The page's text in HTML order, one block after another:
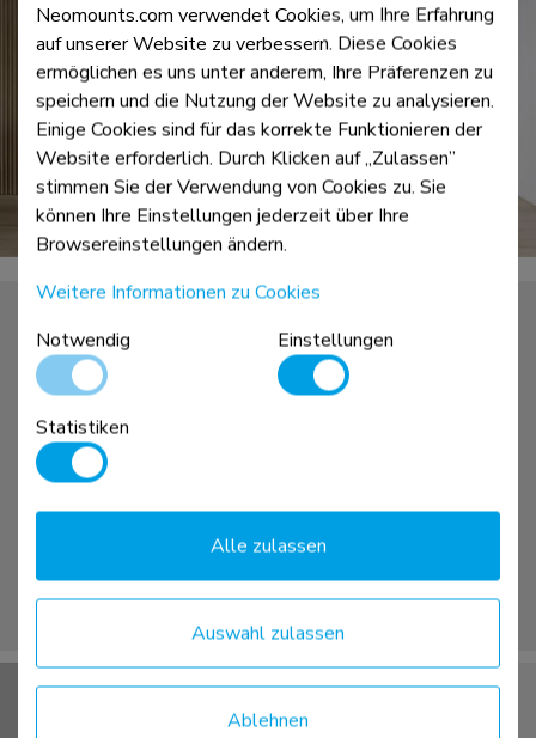
Neomounts.com verwendet Cookies, um Ihre Erfahrung
auf unserer Website zu verbessern. Diese Cookies
ermöglichen es uns unter anderem, Ihre Präferenzen zu
speichern und die Nutzung der Website zu analysieren.
Einige Cookies sind für das korrekte Funktionieren der
Website erforderlich. Durch Klicken auf „Zulassen”
stimmen Sie der Verwendung von Cookies zu. Sie
können Ihre Einstellungen jederzeit über Ihre
Browsereinstellungen ändern.
Weitere Informationen zu Cookies
Notwendig
Einstellungen
Statistiken
Ablehnen
Auswahl zulassen
Alle zulassen